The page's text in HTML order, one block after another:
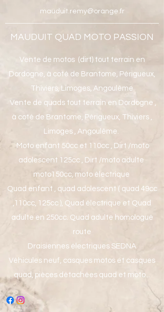
MAUDUIT QUAD MOTO PASSION
Vente de motos (dirt) tout terrain en
Dordogne, à coté de Brantome, Périgueux,
Thiviers, Limoges, Angoulême
Vente de quads tout terrain en Dordogne ,
à coté de Brantome, Périgueux, Thiviers ,
Limoges , Angoulême.
Moto enfant 50cc et 110cc , Dirt /moto
adolescent 125cc , Dirt /moto adulte
moto150cc, moto électrique
Quad enfant , quad adolescent ( quad 49cc
,110cc, 125cc ), Quad électrique et Quad
adulte en 250cc. Quad adulte homologué
route
Draisiennes électriques SEDNA
Véhicules neuf, casques motos et casques
quad, pièces détachées quad et moto...
mauduit.remy@orange.fr